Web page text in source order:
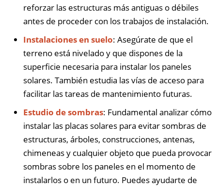
reforzar las estructuras más antiguas o débiles
antes de proceder con los trabajos de instalación.
Instalaciones en suelo: Asegúrate de que el
terreno está nivelado y que dispones de la
superficie necesaria para instalar los paneles
solares. También estudia las vías de acceso para
facilitar las tareas de mantenimiento futuras.
Estudio de sombras: Fundamental analizar cómo
instalar las placas solares para evitar sombras de
estructuras, árboles, construcciones, antenas,
chimeneas y cualquier objeto que pueda provocar
sombras sobre los paneles en el momento de
instalarlos o en un futuro. Puedes ayudarte de